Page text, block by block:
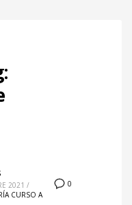
0
2021 /
CURSO A